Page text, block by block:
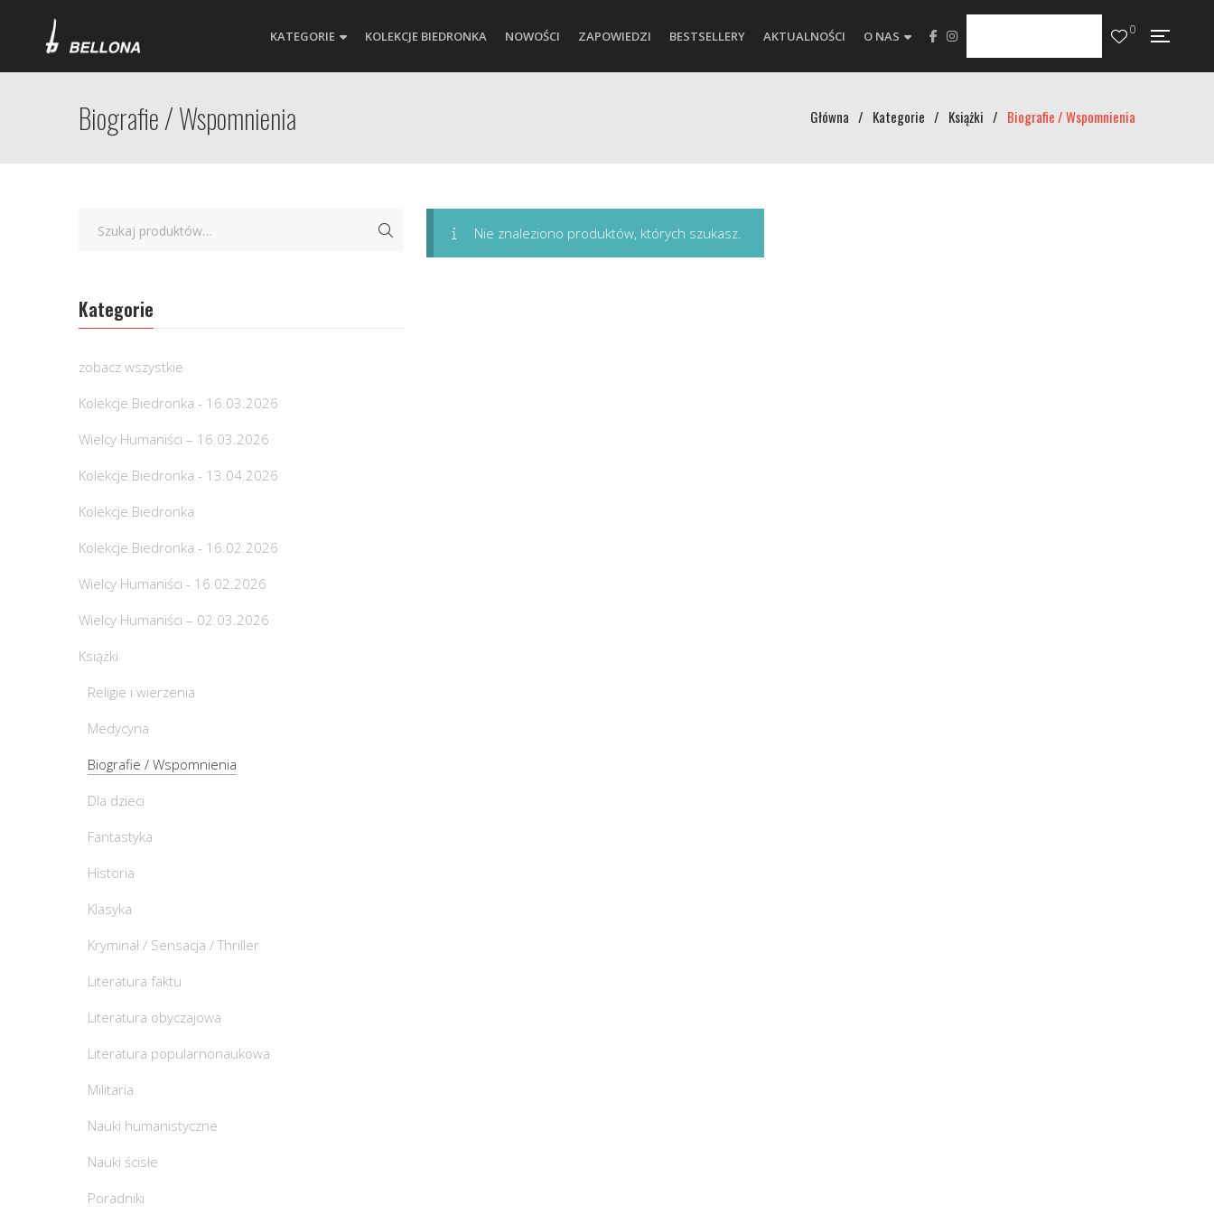
KATEGORIE KOLEKCJE BIEDRONKA NOWOŚCI ZAPOWIEDZI BESTSELLERY AKTUALNOŚCI O NAS 0
Biografie / Wspomnienia Główna / Kategorie / Książki / Biografie / Wspomnienia
Nie znaleziono produktów, których szukasz.
Kategorie
zobacz wszystkie
Kolekcje Biedronka - 16.03.2026
Wielcy Humaniści – 16.03.2026
Kolekcje Biedronka - 13.04.2026
Kolekcje Biedronka
Kolekcje Biedronka - 16.02.2026
Wielcy Humaniści - 16.02.2026
Wielcy Humaniści – 02.03.2026
Książki
Religie i wierzenia
Medycyna
Biografie / Wspomnienia
Dla dzieci
Fantastyka
Historia
Klasyka
Kryminał / Sensacja / Thriller
Literatura faktu
Literatura obyczajowa
Literatura popularnonaukowa
Militaria
Nauki humanistyczne
Nauki ścisłe
Poradniki